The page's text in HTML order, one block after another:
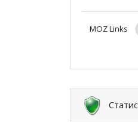
MOZ Links